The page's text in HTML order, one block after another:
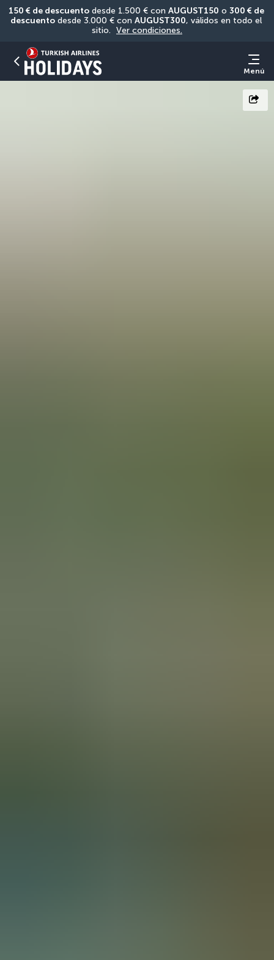
150 € de descuento desde 1.500 € con AUGUST150 o 300 € de
descuento desde 3.000 € con AUGUST300, válidos en todo el
sitio. Ver condiciones.
Menú